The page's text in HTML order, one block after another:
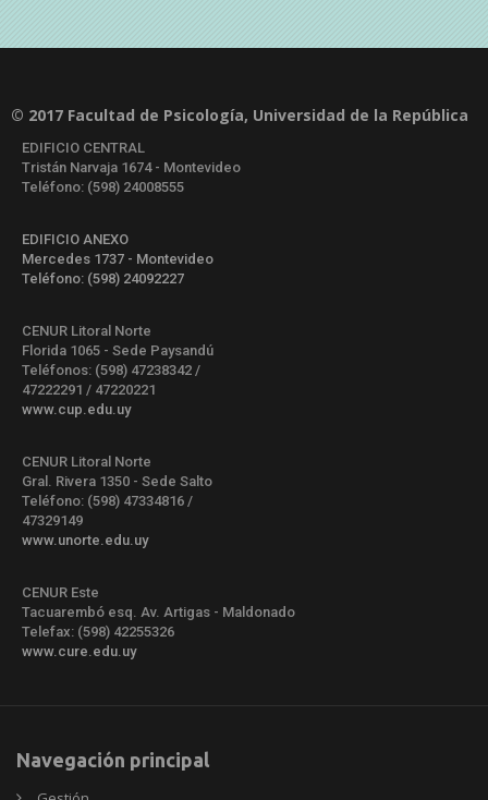
© 2017 Facultad de Psicología, Universidad de la República
EDIFICIO CENTRAL
Tristán Narvaja 1674 - Montevideo
Teléfono: (598) 24008555
EDIFICIO ANEXO
Mercedes 1737 - Montevideo
Teléfono: (598) 24092227
CENUR Litoral Norte
Florida 1065 - Sede Paysandú
Teléfonos: (598) 47238342 /
47222291 / 47220221
www.cup.edu.uy
CENUR Litoral Norte
Gral. Rivera 1350 - Sede Salto
Teléfono: (598) 47334816 /
47329149
www.unorte.edu.uy
CENUR Este
Tacuarembó esq. Av. Artigas - Maldonado
Telefax: (598) 42255326
www.cure.edu.uy
Navegación principal